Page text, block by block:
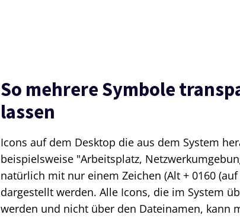
So mehrere Symbole
lassen
Icons auf dem Desktop die aus dem System
beispielsweise "Arbeitsplatz,
natürlich mit nur einem Zeichen (Alt + 0160
dargestellt werden. Alle Icons, die im System
werden und nicht über den Dateinamen, kann